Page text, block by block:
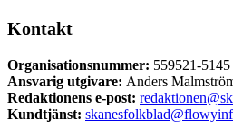
Kontakt
Organisationsnummer: 559521-5145
Ansvarig utgivare: Anders
Redaktionens e-post:
Kundtjänst: